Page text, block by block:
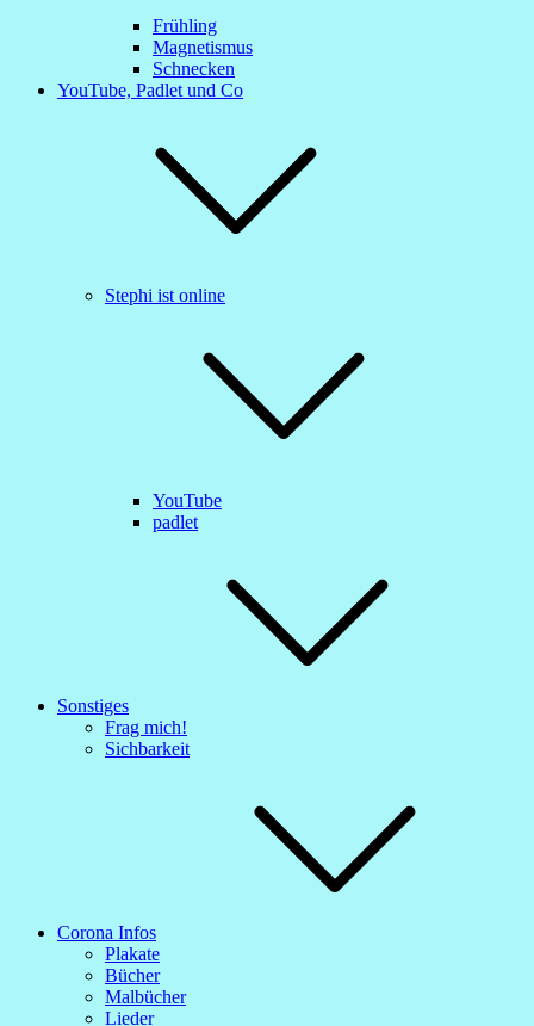
Frühling
Magnetismus
Schnecken
YouTube, Padlet und Co
Stephi ist online
YouTube
padlet
Sonstiges
Frag mich!
Sichbarkeit
Corona Infos
Plakate
Bücher
Malbücher
Lieder